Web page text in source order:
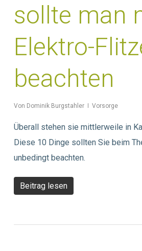
sollte man
Elektro-
beachten
Von Dominik Burgstahler Vorsorge
Überall stehen sie mittlerweile in
Diese 10 Dinge sollten Sie beim
unbedingt beachten.
Beitrag lesen